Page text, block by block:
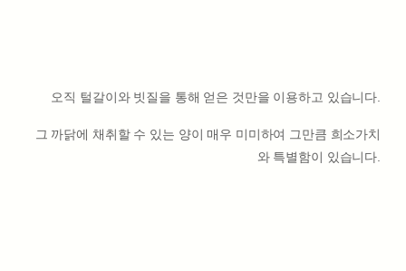
오직 털갈이와 빗질을 통해 얻은 것만을 이용하고 있습니다.
그 까닭에 채취할 수 있는 양이 매우 미미하여 그만큼 희소가치
와 특별함이 있습니다.